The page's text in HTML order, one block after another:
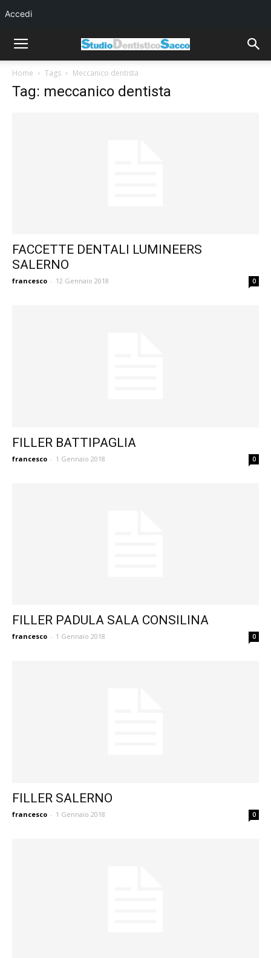
Home Tags Meccanico dentista
Tag: meccanico dentista
FACCETTE DENTALI LUMINEERS
SALERNO
francesco - 12 Gennaio 2018 0
FILLER BATTIPAGLIA
francesco - 1 Gennaio 2018 0
FILLER PADULA SALA CONSILINA
francesco - 1 Gennaio 2018 0
FILLER SALERNO
francesco - 1 Gennaio 2018 0
Accedi